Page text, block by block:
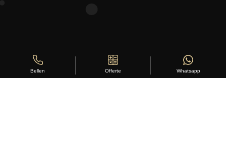
Bellen Offerte Whatsapp